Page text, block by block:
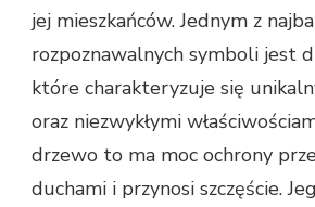
jej mieszkańców. Jednym z
rozpoznawalnych symboli jest
które charakteryzuje się
oraz niezwykłymi
drzewo to ma moc ochrony
duchami i przynosi szczęście.